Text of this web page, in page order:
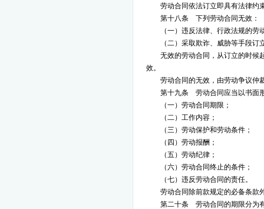
劳动合同依法订立即具有法律约
第十八条 下列劳动合同无效：
（一）违反法律、行政法规的劳
（二）采取欺诈、威胁等手段订
无效的劳动合同，从订立的时候
效。
劳动合同的无效，由劳动争议仲
第十九条 劳动合同应当以书面
（一）劳动合同期限；
（二）工作内容；
（三）劳动保护和劳动条件；
（四）劳动报酬；
（五）劳动纪律；
（六）劳动合同终止的条件；
（七）违反劳动合同的责任。
劳动合同除前款规定的必备条款
第二十条 劳动合同的期限分为